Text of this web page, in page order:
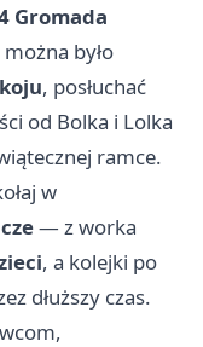
Gromada
było
, posłuchać
od Bolka i Lolka
ramce.
w
— z worka
, a kolejki po
dłuższy czas.